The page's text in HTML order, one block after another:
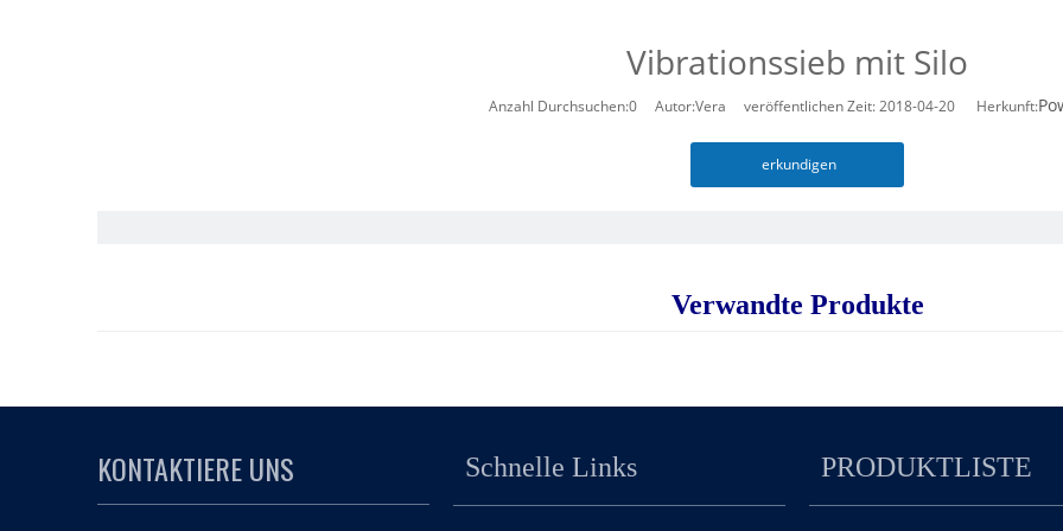
Vibrationssieb mit Silo
Anzahl Durchsuchen:0Autor:Vera veröffentlichen Zeit: 2018-04-20 Herkunft:
erkundigen
Verwandte Produkte
KONTAKTIERE UNS Schnelle Links PRODUKTLISTE